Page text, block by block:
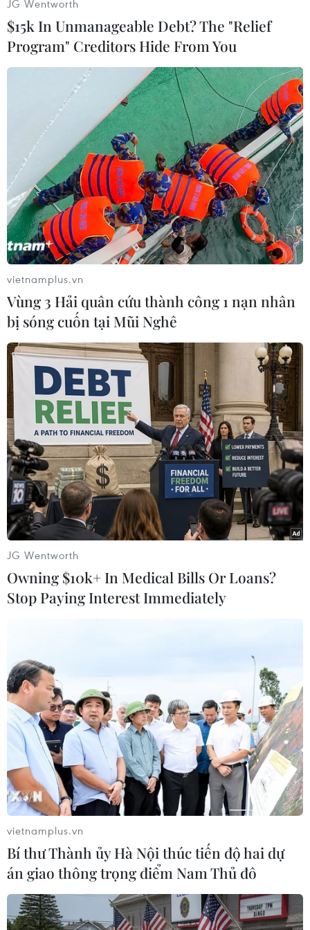
#Đồng USD #Giá dầu
#Tăng sản lượng
#Chính sách tiền tệ
Theo dõi VietnamPlus
TIN CÙNG CHUYÊN MỤC
Mỹ chi hơn 2 tỷ USD thúc đẩy ngành
pin và khoáng sản nội địa
08/08/2026 08:16
Chủ sân Azteca lỗ hơn 47 triệu USD vì
World Cup 2026
Dữ liệu việc làm Mỹ mở thêm dư địa
cho giá vàng trong tuần qua
08/08/2026 04:29
Thương mại Việt Nam-Australia
hướng tới những động lực tăng
trưởng mới
08/08/2026 03:29
Nghệ An: OCOP đã có thương hiệu,
vì sao nông sản vẫn lo đầu ra?
08/08/2026 03:28
JG Wentworth
$15k In Unmanageable Debt? The "Relief
Program" Creditors Hide From You
vietnamplus.vn
Vùng 3 Hải quân cứu thành công 1 nạn nhân
bị sóng cuốn tại Mũi Nghê
JG Wentworth
Owning $10k+ In Medical Bills Or Loans?
Stop Paying Interest Immediately
vietnamplus.vn
Bí thư Thành ủy Hà Nội thúc tiến độ hai dự
án giao thông trọng điểm Nam Thủ đô